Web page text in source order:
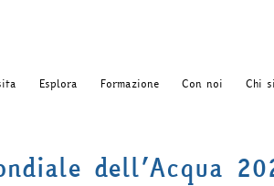
Esplora Formazione Con noi Chi
dell’Acqua